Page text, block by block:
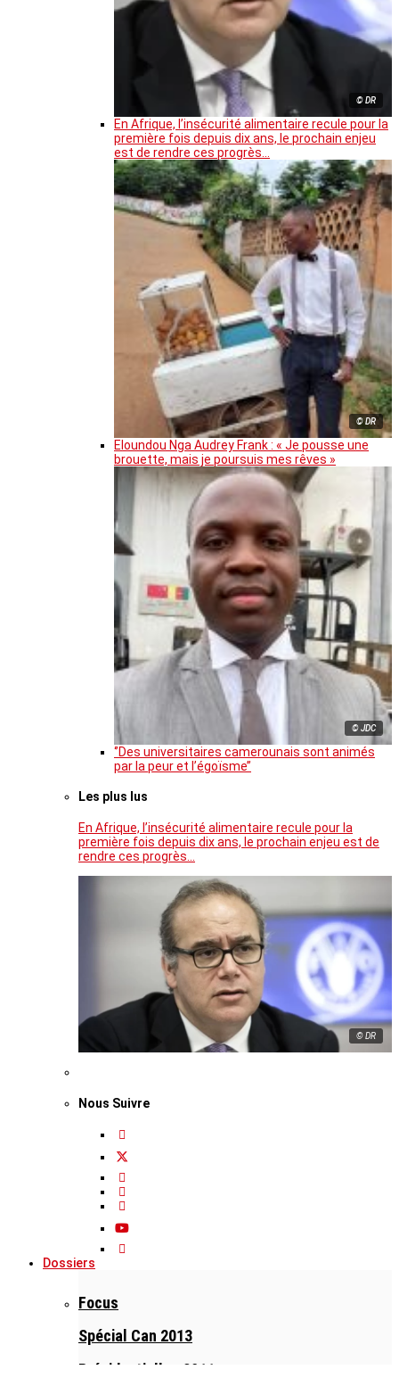
© DR
En Afrique, l’insécurité alimentaire recule pour la
première fois depuis dix ans, le prochain enjeu
est de rendre ces progrès…
© DR
Eloundou Nga Audrey Frank : « Je pousse une
brouette, mais je poursuis mes rêves »
© JDC
‘’Des universitaires camerounais sont animés
par la peur et l’égoïsme’’
Les plus lus
En Afrique, l’insécurité alimentaire recule pour la
première fois depuis dix ans, le prochain enjeu est de
rendre ces progrès…
© DR
Nous Suivre
Dossiers
Focus
Spécial Can 2013
Présidentielles 2011